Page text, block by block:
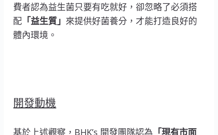
費者認為益生菌只要有吃就好，卻忽略了必須搭
配 「益生質」 來提供好菌養分，才能打造良好的
體內環境。
開發動機
基於上述觀察，BHK’s 開發團隊認為 「現有市面